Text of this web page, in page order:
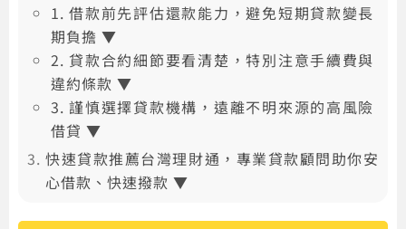
1. 借款前先評估還款能力，避免短期貸款變長
期負擔 ▼
2. 貸款合約細節要看清楚，特別注意手續費與
違約條款 ▼
3. 謹慎選擇貸款機構，遠離不明來源的高風險
借貸 ▼
快速貸款推薦台灣理財通，專業貸款顧問助你安
心借款、快速撥款 ▼